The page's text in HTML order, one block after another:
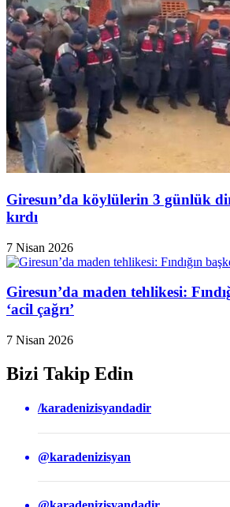
Giresun’da köylülerin 3 günlük
kırdı
7 Nisan 2026
Giresun’da maden tehlikesi:
‘acil çağrı’
7 Nisan 2026
Bizi Takip Edin
/karadenizisyandadir
@karadenizisyan